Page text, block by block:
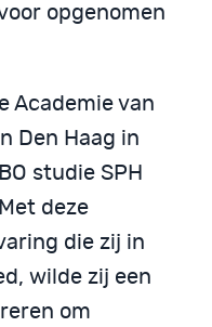
opgenomen
Academie van
Den Haag in
studie SPH
deze
die zij in
wilde zij een
om